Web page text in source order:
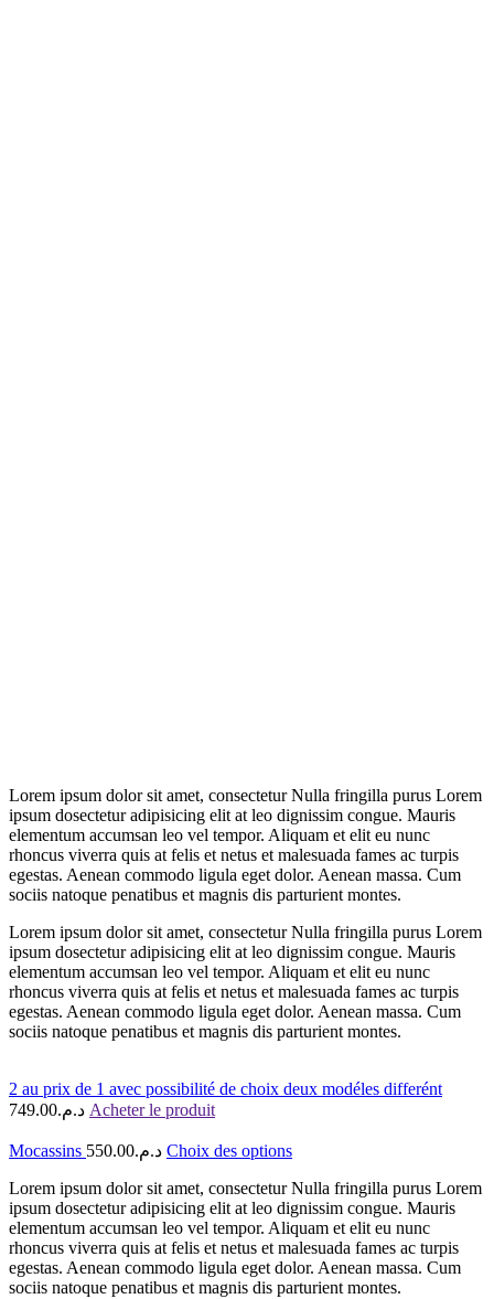
Lorem ipsum dolor sit amet, consectetur Nulla fringilla purus Lorem
ipsum dosectetur adipisicing elit at leo dignissim congue. Mauris
elementum accumsan leo vel tempor. Aliquam et elit eu nunc
rhoncus viverra quis at felis et netus et malesuada fames ac turpis
egestas. Aenean commodo ligula eget dolor. Aenean massa. Cum
sociis natoque penatibus et magnis dis parturient montes.
Lorem ipsum dolor sit amet, consectetur Nulla fringilla purus Lorem
ipsum dosectetur adipisicing elit at leo dignissim congue. Mauris
elementum accumsan leo vel tempor. Aliquam et elit eu nunc
rhoncus viverra quis at felis et netus et malesuada fames ac turpis
egestas. Aenean commodo ligula eget dolor. Aenean massa. Cum
sociis natoque penatibus et magnis dis parturient montes.
2 au prix de 1 avec possibilité de choix deux modéles differént
د.م.749.00 Acheter le produit
Mocassins د.م.550.00
Choix des options
Lorem ipsum dolor sit amet, consectetur Nulla fringilla purus Lorem
ipsum dosectetur adipisicing elit at leo dignissim congue. Mauris
elementum accumsan leo vel tempor. Aliquam et elit eu nunc
rhoncus viverra quis at felis et netus et malesuada fames ac turpis
egestas. Aenean commodo ligula eget dolor. Aenean massa. Cum
sociis natoque penatibus et magnis dis parturient montes.